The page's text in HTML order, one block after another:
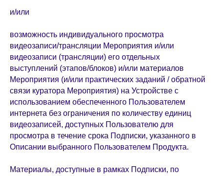
и/или
возможность индивидуального просмотра
видеозаписи/трансляции Мероприятия и/или
видеозаписи (трансляции) его отдельных
выступлений (этапов/блоков) и/или материалов
Мероприятия (и/или практических заданий / обратной
связи куратора Мероприятия) на Устройстве с
использованием обеспеченного Пользователем
интернета без ограничения по количеству единиц
видеозаписей, доступных Пользователю для
просмотра в течение срока Подписки, указанного в
Описании выбранного Пользователем Продукта.
Материалы, доступные в рамках Подписки, по